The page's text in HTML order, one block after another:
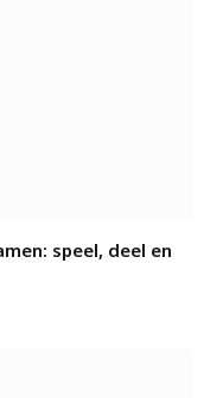
speel, deel en